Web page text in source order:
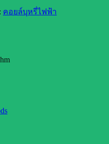
คอยล์บุหรี่ไฟฟ้า